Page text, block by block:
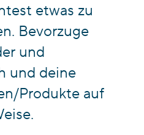
etwas zu
Bevorzuge
und
und deine
Produkte auf